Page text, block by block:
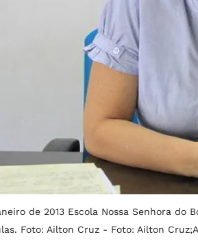
de 2013 Escola Nossa Senhora do
Foto: Ailton Cruz - Foto: Ailton